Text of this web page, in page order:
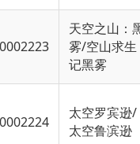
0002223
天空之山：
雾/空山求生
记黑雾
0002224
太空罗宾逊/
太空鲁滨逊